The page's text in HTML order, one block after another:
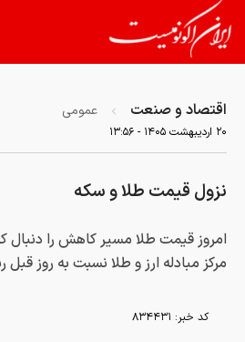
اقتصاد و صنعت عمومی
۲۰ ارديبهشت ۱۴۰۵ - ۱۳:۵۶
نزول قیمت طلا و سکه
امروز قیمت طلا مسیر کاهش را دنبال
مرکز مبادله ارز و طلا نسبت به روز قبل
کد خبر: ۸۳۴۴۳۱